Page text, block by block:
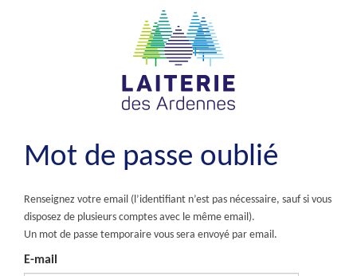
Mot de passe oublié
Renseignez votre email (l’identifiant n’est pas nécessaire, sauf si vous
disposez de plusieurs comptes avec le même email).
Un mot de passe temporaire vous sera envoyé par email.
E-mail